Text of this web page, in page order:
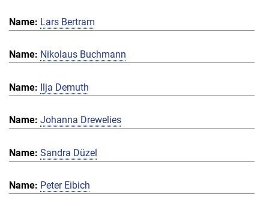
Lars Bertram
Nikolaus Buchmann
Ilja Demuth
Johanna Drewelies
Sandra Düzel
Peter Eibich